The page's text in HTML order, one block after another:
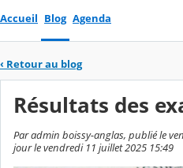
Accueil Blog Agenda
‹ Retour au blog
Résultats des
Par admin boissy-anglas, publié le
jour le vendredi 11 juillet 2025 15:49